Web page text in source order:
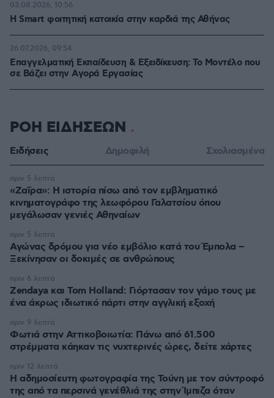
Η Smart φοιτητική κατοικία στην καρδιά της Αθήνας
03.08.2026, 10:56
Επαγγελματική Εκπαίδευση & Εξειδίκευση: Το Mοντέλο που
σε Bάζει στην Aγορά Eργασίας
26.07.2026, 09:54
ΡΟΗ ΕΙΔΗΣΕΩΝ
Ειδήσεις Δημοφιλή Σχολιασμένα
«Ζαΐρα»: Η ιστορία πίσω από τον εμβληματικό
κινηματογράφο της λεωφόρου Γαλατσίου όπου
μεγάλωσαν γενιές Αθηναίων
πριν 5 λεπτά
Αγώνας δρόμου για νέο εμβόλιο κατά του Έμπολα –
Ξεκίνησαν οι δοκιμές σε ανθρώπους
πριν 5 λεπτά
Zendaya και Tom Holland: Γιόρτασαν τον γάμο τους με
ένα άκρως ιδιωτικό πάρτι στην αγγλική εξοχή
πριν 6 λεπτά
Φωτιά στην Αττικοβοιωτία: Πάνω από 61.500
στρέμματα κάηκαν τις νυχτερινές ώρες, δείτε χάρτες
πριν 9 λεπτά
Η αδημοσίευτη φωτογραφία της Τούνη με τον σύντροφό
της από τα περσινά γενέθλιά της στην Ίμπιζα όταν
πριν 12 λεπτά